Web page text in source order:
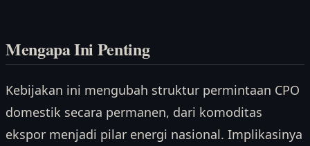
Mengapa Ini Penting
Kebijakan ini mengubah struktur permintaan CPO
domestik secara permanen, dari komoditas
ekspor menjadi pilar energi nasional. Implikasinya